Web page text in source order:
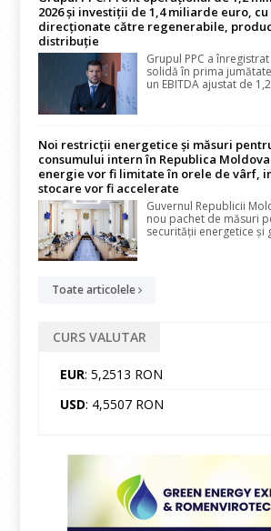
2026 și investiții de 1,4 miliarde euro, cu
direcționate către regenerabile,
distribuție
Grupul PPC a
solidă în prima
un EBITDA ajustat de
Noi restricții energetice și măsuri
consumului intern în Republica
energie vor fi limitate în orele de vârf,
stocare vor fi accelerate
Guvernul Republicii
nou pachet de măsuri
securității energetice și
Toate articolele
CURS VALUTAR
EUR: 5,2513 RON
USD: 4,5507 RON